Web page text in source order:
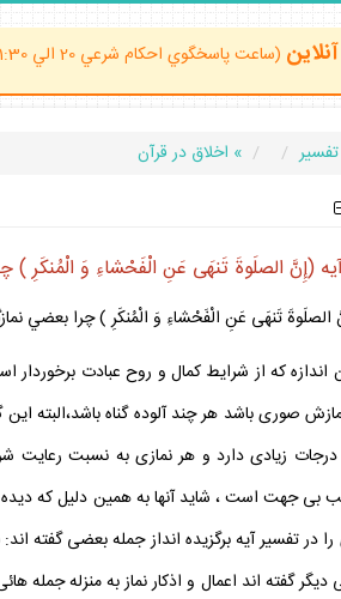
تفسير » اخلاق در قرآن
(إِنَّ الصلَوةَ تَنهَى عَنِ الْفَحْشاءِ وَ الْمُنكَرِ
الصلَوةَ تَنهَى عَنِ الْفَحْشاءِ وَ الْمُنكَرِ ) چرا بعضي
اندازه كه از شرايط كمال و روح عبادت
صورى باشد هر چند آلوده گناه باشد،البته اين
زيادى دارد و هر نمازى به نسبت رعايت
بى جهت است ، شايد آنها به همين دليل كه
در تفسير آيه برگزيده انداز جمله بعضى گفته
گفته اند اعمال و اذكار نماز به منزله جمله